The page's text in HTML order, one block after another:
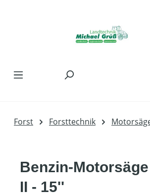
Forst Forsttechnik
Benzin-
II - 15''